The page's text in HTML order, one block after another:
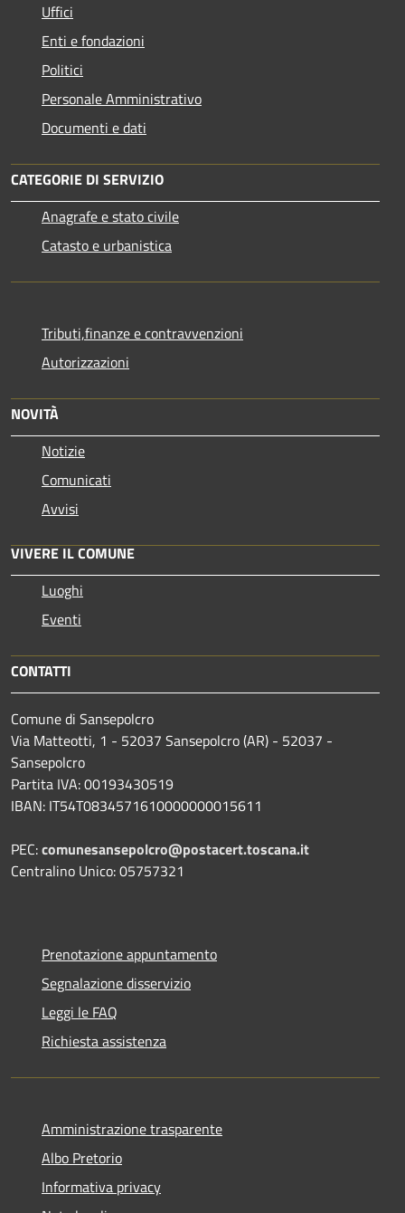
Uffici
Enti e fondazioni
Politici
Personale Amministrativo
Documenti e dati
CATEGORIE DI SERVIZIO
Anagrafe e stato civile
Catasto e urbanistica
Tributi,finanze e contravvenzioni
Autorizzazioni
NOVITÀ
Notizie
Comunicati
Avvisi
VIVERE IL COMUNE
Luoghi
Eventi
CONTATTI
Comune di Sansepolcro
Via Matteotti, 1 - 52037 Sansepolcro (AR) - 52037 -
Sansepolcro
Partita IVA: 00193430519
IBAN: IT54T0834571610000000015611
PEC:comunesansepolcro@postacert.toscana.it
Centralino Unico: 05757321
Prenotazione appuntamento
Segnalazione disservizio
Leggi le FAQ
Richiesta assistenza
Amministrazione trasparente
Albo Pretorio
Informativa privacy